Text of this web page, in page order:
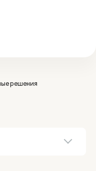
решения